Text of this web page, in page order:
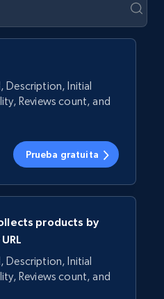
Description, Initial
Reviews count, and
Prueba gratuita
products by
Description, Initial
Reviews count, and